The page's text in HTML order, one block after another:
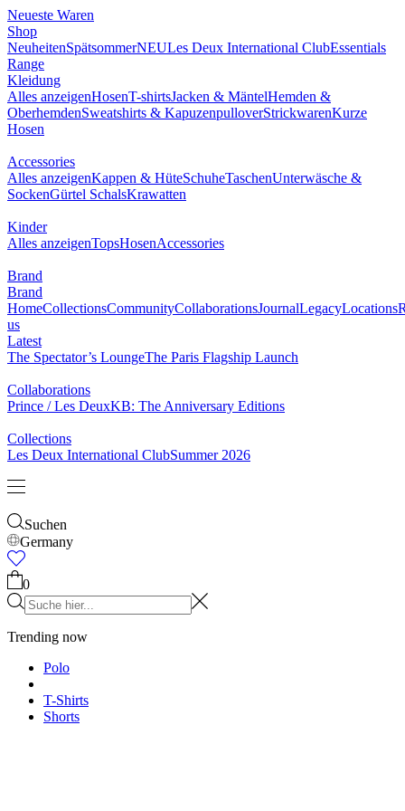
Neueste Waren
Shop
NeuheitenSpätsommerNEULes Deux International ClubEssentials
Range
Kleidung
Alles anzeigenHosenT-shirtsJacken & MäntelHemden &
OberhemdenSweatshirts & KapuzenpulloverStrickwarenKurze
Hosen
Accessories
Alles anzeigenKappen & HüteSchuheTaschenUnterwäsche &
SockenGürtel SchalsKrawatten
Kinder
Alles anzeigenTopsHosenAccessories
Brand
Brand
HomeCollectionsCommunityCollaborationsJournalLegacyLocations
us
Latest
The Spectator’s LoungeThe Paris Flagship Launch
Collaborations
Prince / Les DeuxKB: The Anniversary Editions
Collections
Les Deux International ClubSummer 2026
Suchen
Germany
0
Trending now
Polo
T-Shirts
Shorts